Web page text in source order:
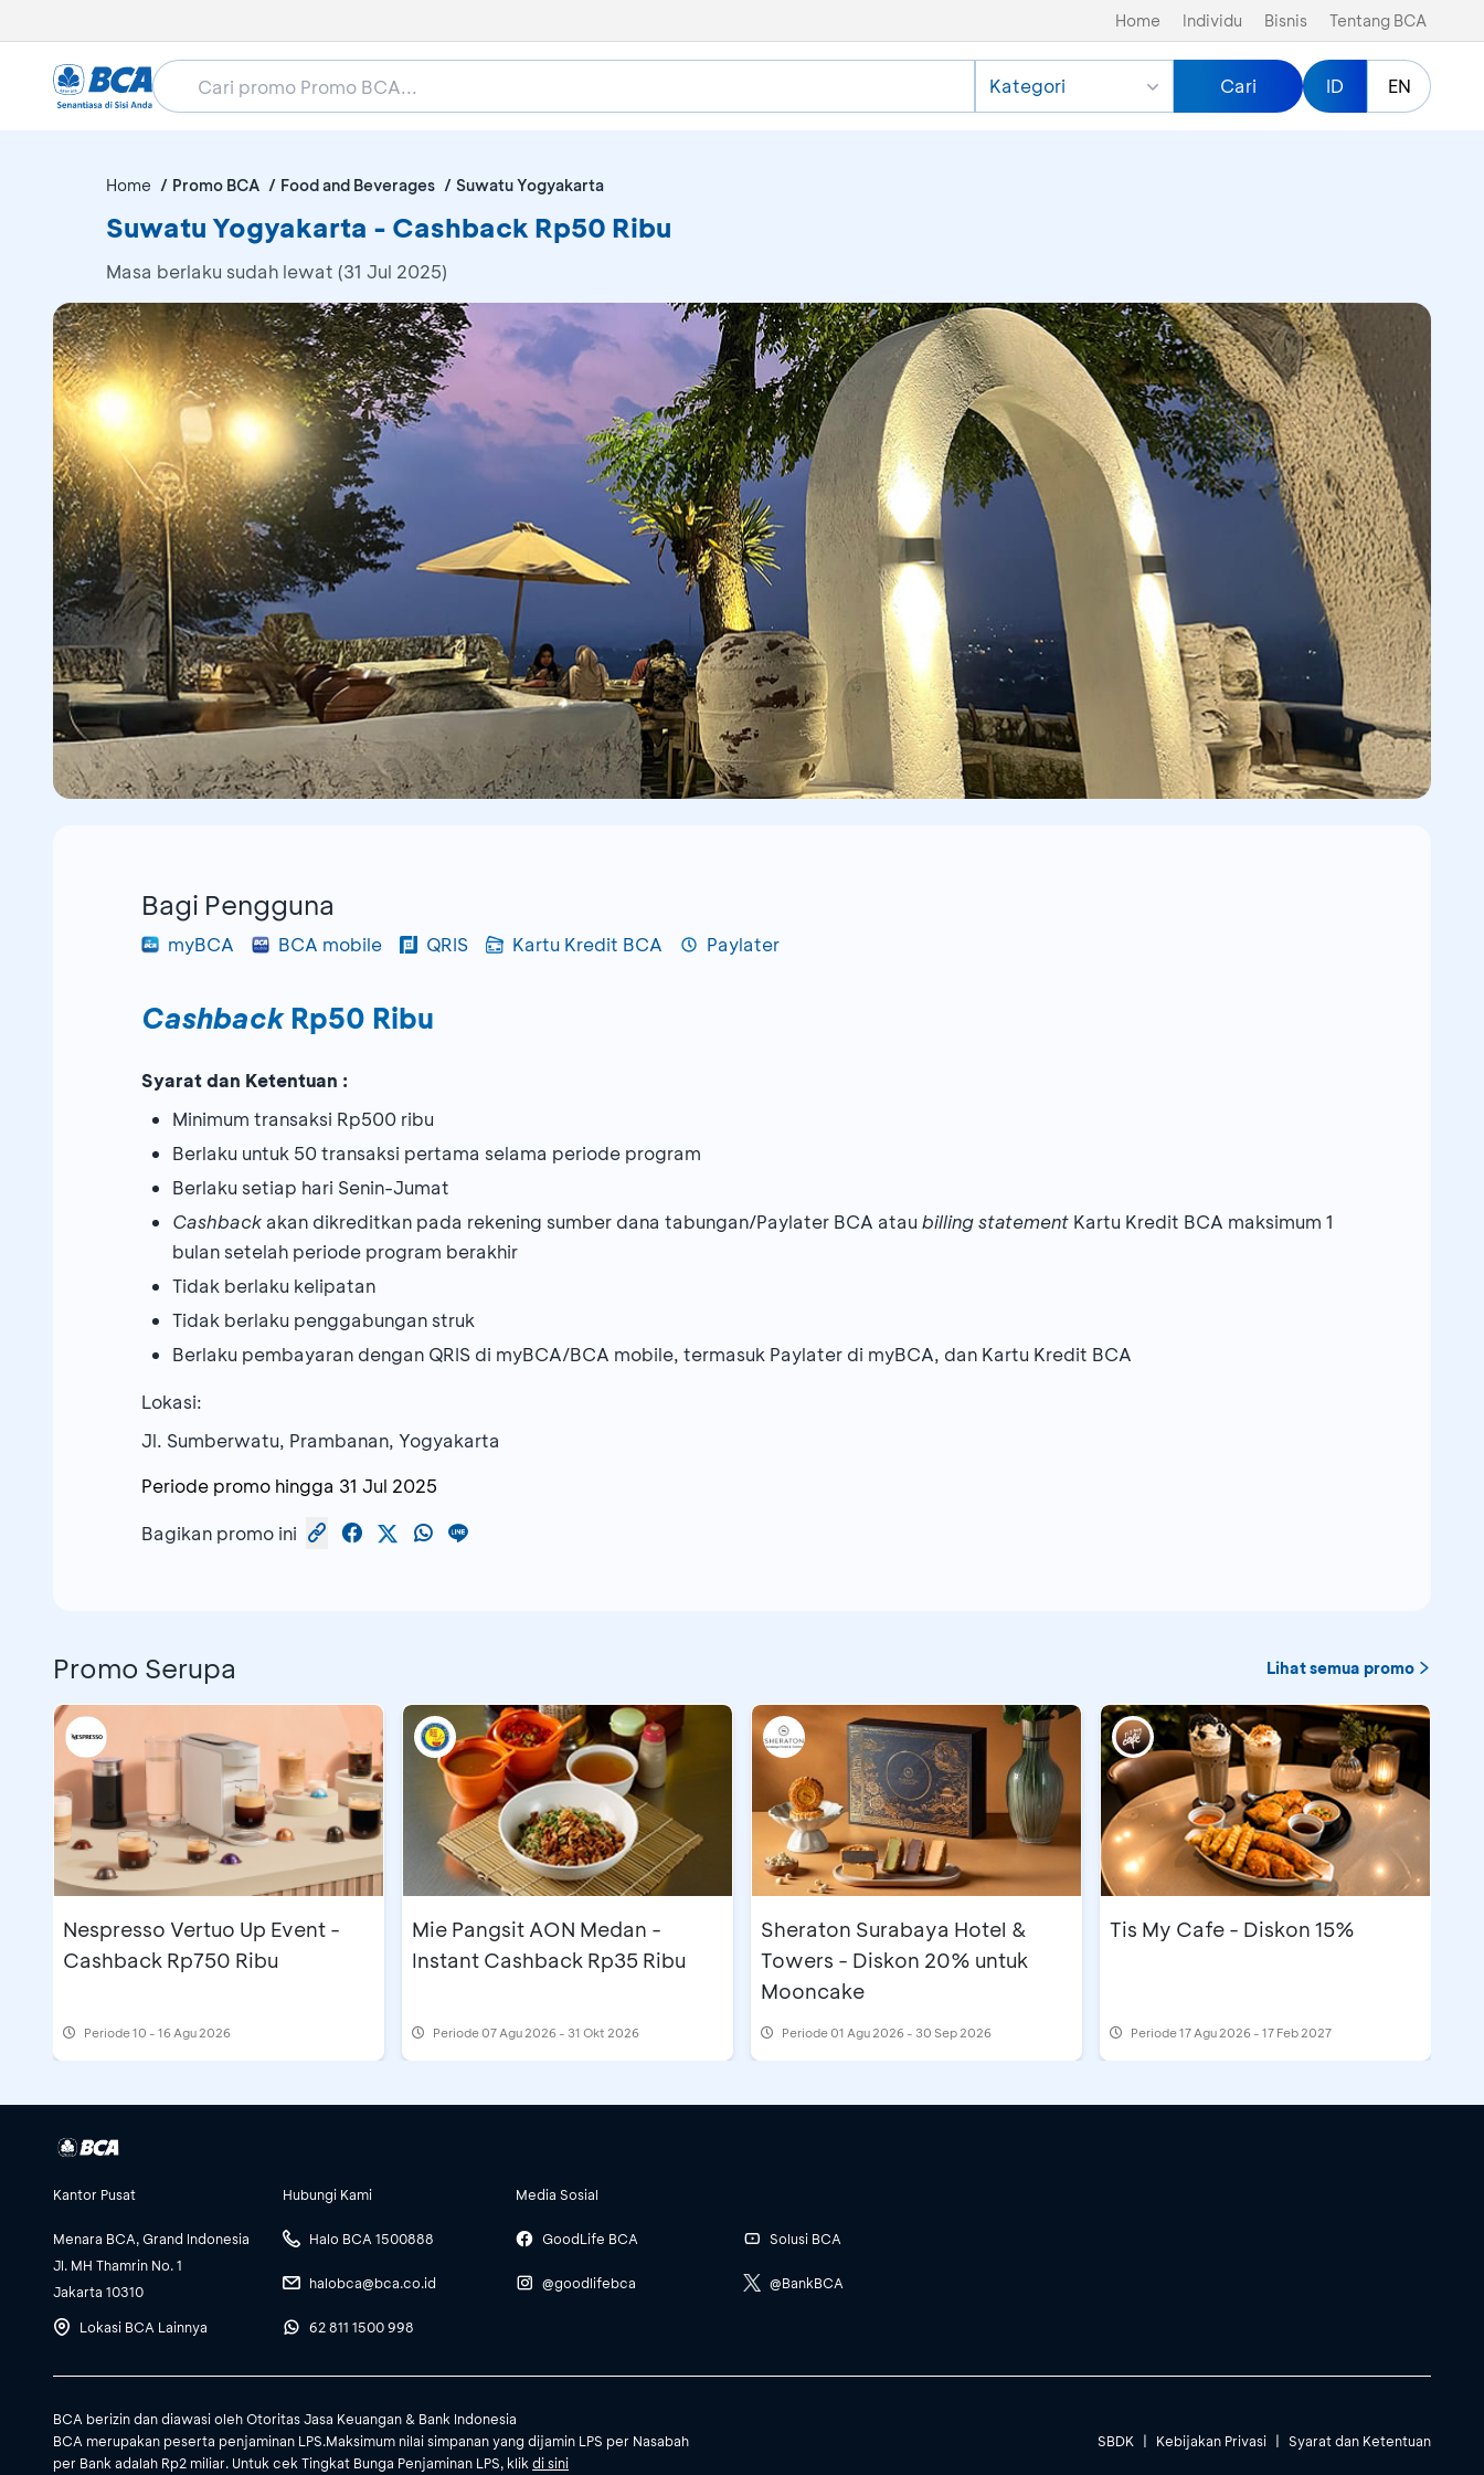
Home Individu Bisnis Tentang BCA
Kategori Cari ID EN
Home Promo BCA Food and Beverages Suwatu Yogyakarta
Suwatu Yogyakarta - Cashback Rp50 Ribu
Masa berlaku sudah lewat (31 Jul 2025)
Bagi Pengguna
myBCA BCA mobile QRIS Kartu Kredit BCA Paylater
CashbackRp50 Ribu
Syarat dan Ketentuan :
Minimum transaksi Rp500 ribu
Berlaku untuk 50 transaksi pertama selama periode program
Berlaku setiap hari Senin-Jumat
Cashback akan dikreditkan pada rekening sumber dana tabungan/Paylater BCA atau billing statement Kartu Kredit BCA maksimum 1
bulan setelah periode program berakhir
Tidak berlaku kelipatan
Tidak berlaku penggabungan struk
Berlaku pembayaran dengan QRIS di myBCA/BCA mobile, termasuk Paylater di myBCA, dan Kartu Kredit BCA
Lokasi:
Jl. Sumberwatu, Prambanan, Yogyakarta
Periode promo hingga 31 Jul 2025
Bagikan promo ini
Promo Serupa Lihat semua promo
Nespresso Vertuo Up Event -
Cashback Rp750 Ribu
Periode10 - 16 Agu 2026
Mie Pangsit AON Medan -
Instant Cashback Rp35 Ribu
Periode07 Agu 2026 - 31 Okt 2026
Sheraton Surabaya Hotel &
Towers - Diskon 20% untuk
Mooncake
Periode01 Agu 2026 - 30 Sep 2026
Tis My Cafe - Diskon 15%
Periode17 Agu 2026 - 17 Feb 2027
Kantor Pusat
Menara BCA, Grand Indonesia
Jl. MH Thamrin No. 1
Jakarta 10310
Lokasi BCA Lainnya
Hubungi Kami
Halo BCA 1500888
halobca@bca.co.id
62 811 1500 998
Media Sosial
GoodLife BCA
@goodlifebca
Solusi BCA
@BankBCA
BCA berizin dan diawasi oleh Otoritas Jasa Keuangan & Bank Indonesia
BCA merupakan peserta penjaminan LPS.Maksimum nilai simpanan yang dijamin LPS per Nasabah
per Bank adalah Rp2 miliar. Untuk cek Tingkat Bunga Penjaminan LPS, klikdi sini
SBDK | Kebijakan Privasi | Syarat dan Ketentuan